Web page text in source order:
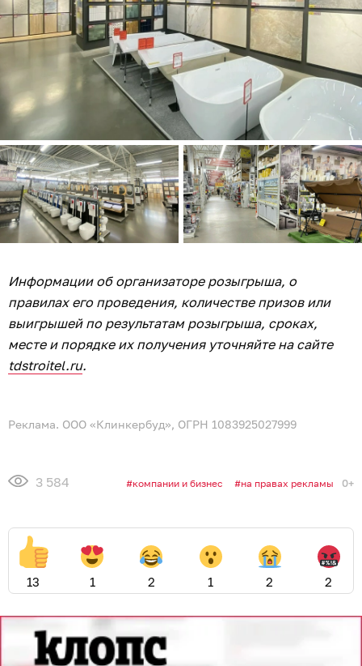
Информации об организаторе розыгрыша, о
правилах его проведения, количестве призов или
выигрышей по результатам розыгрыша, сроках,
месте и порядке их получения уточняйте на сайте
tdstroitel.ru.
Реклама. ООО «Клинкербуд», ОГРН 1083925027999
3 584 компании и бизнес на правах рекламы 0+
13 1 2 1 2 2